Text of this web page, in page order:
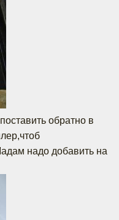
обратно в
надо добавить на